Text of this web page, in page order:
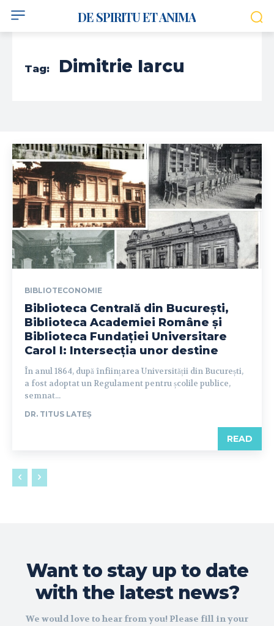
DE SPIRITU ET ANIMA
Tag: Dimitrie Iarcu
BIBLIOTECONOMIE
Biblioteca Centrală din București,
Biblioteca Academiei Române și
Biblioteca Fundației Universitare
Carol I: Intersecția unor destine
În anul 1864, după înființarea Universității din București,
a fost adoptat un Regulament pentru școlile publice,
semnat...
DR. TITUS LATEȘ
READ
Want to stay up to date
with the latest news?
We would love to hear from you! Please fill in your